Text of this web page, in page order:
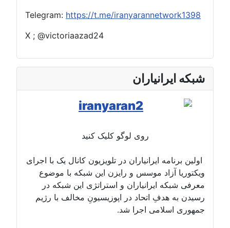
Telegram: https://t.me/iranyarannetwork1398
X ; @victoriaazad24
شبکه ایرانیاران
روی لوگو کلیک کنید
اولین برنامه ایرانیاران در تلویزیون کانال یک با اجرای
ویکتوریا آزاد موسس و رایزن این شبکه با موضوع
معرفی شبکه ایرانیاران و استراتژی این شبکه در
رسیدن به هدفِ اتحاد در اپوزیسیونِ مخالف با رژیم
جمهوری اسلامی اجرا شد.